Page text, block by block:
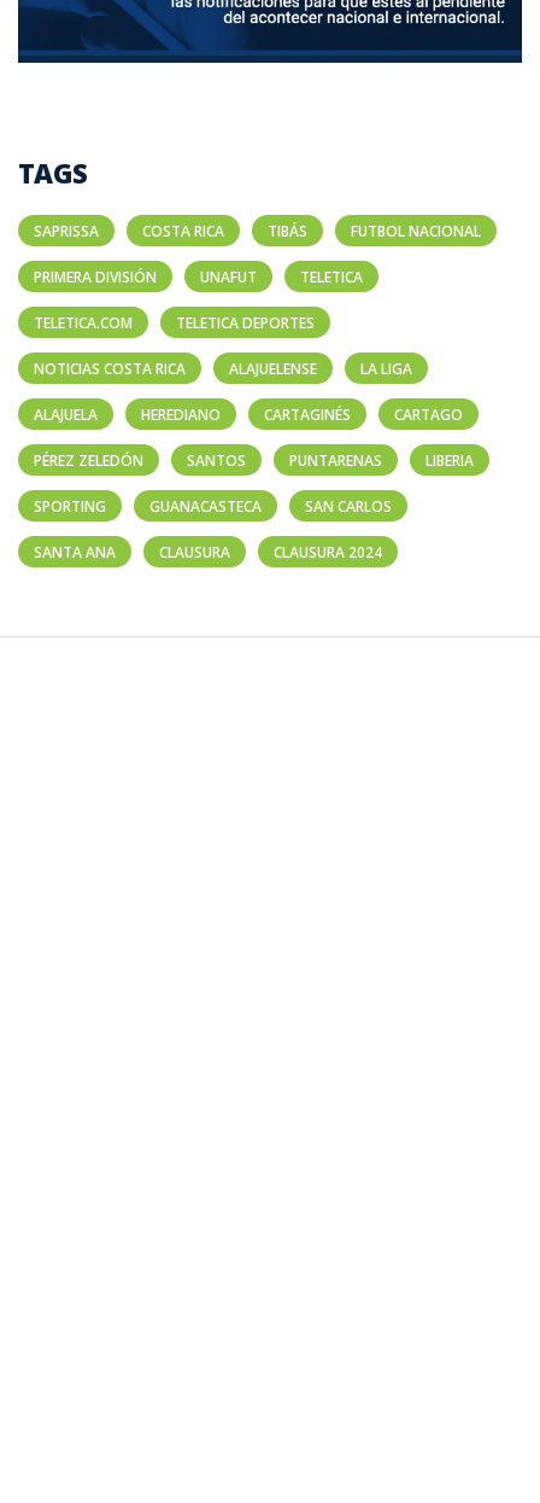
TAGS
SAPRISSA COSTA RICA TIBÁS FUTBOL NACIONAL
PRIMERA DIVISIÓN UNAFUT TELETICA
TELETICA.COM TELETICA DEPORTES
NOTICIAS COSTA RICA ALAJUELENSE LA LIGA
ALAJUELA HEREDIANO CARTAGINÉS CARTAGO
PÉREZ ZELEDÓN SANTOS PUNTARENAS LIBERIA
SPORTING GUANACASTECA SAN CARLOS
SANTA ANA CLAUSURA CLAUSURA 2024